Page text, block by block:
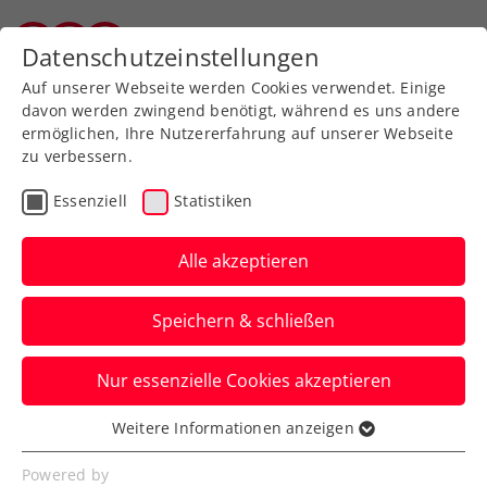
Zurück zur Newsübersicht
Turniere
Sascha Freitag: „Wir
wollen uns ständig
weiterentwickeln“
Der Veranstalter der BAD WALTERSDORF
TROPHY blickt in die Gegenwart und
Zukunft des ATP-Challengers.
Verfasst von: Presseaussendung / Redaktion, 23.09.2024
Datenschutzeinstellungen
Auf unserer Webseite werden Cookies verwendet. Einige
davon werden zwingend benötigt, während es uns andere
ermöglichen, Ihre Nutzererfahrung auf unserer Webseite
zu verbessern.
Essenziell Statistiken
Alle akzeptieren
Speichern & schließen
Nur essenzielle Cookies akzeptieren
Essenziell
Essenzielle Cookies werden für grundlegende
Weitere Informationen anzeigen
Powered by